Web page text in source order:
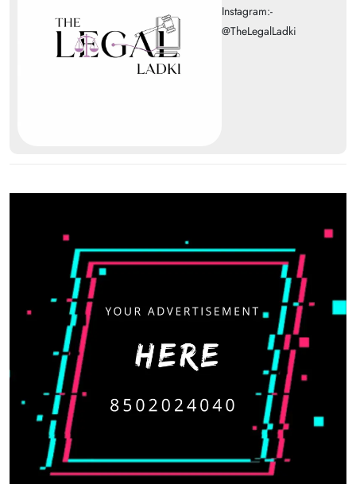
Instagram:-
@TheLegalLadki